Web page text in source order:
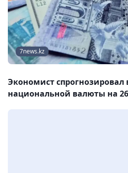
7news.kz
Экономист
национальной валюты на